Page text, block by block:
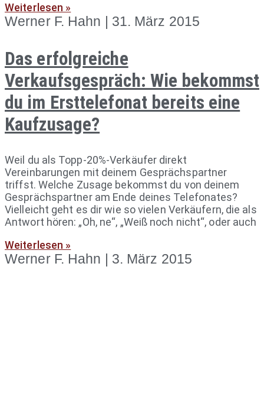
Weiterlesen »
Werner F. Hahn 31. März 2015
Das erfolgreiche
Verkaufsgespräch: Wie bekommst
du im Ersttelefonat bereits eine
Kaufzusage?
Weil du als Topp-20%-Verkäufer direkt
Vereinbarungen mit deinem Gesprächspartner
triffst. Welche Zusage bekommst du von deinem
Gesprächspartner am Ende deines Telefonates?
Vielleicht geht es dir wie so vielen Verkäufern, die als
Antwort hören: „Oh, ne“, „Weiß noch nicht“, oder auch
Weiterlesen »
Werner F. Hahn 3. März 2015